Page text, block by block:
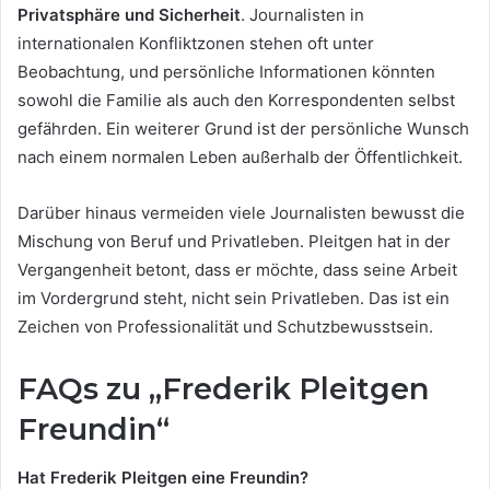
Privatsphäre und Sicherheit. Journalisten in
internationalen Konfliktzonen stehen oft unter
Beobachtung, und persönliche Informationen könnten
sowohl die Familie als auch den Korrespondenten selbst
gefährden. Ein weiterer Grund ist der persönliche Wunsch
nach einem normalen Leben außerhalb der Öffentlichkeit.
Darüber hinaus vermeiden viele Journalisten bewusst die
Mischung von Beruf und Privatleben. Pleitgen hat in der
Vergangenheit betont, dass er möchte, dass seine Arbeit
im Vordergrund steht, nicht sein Privatleben. Das ist ein
Zeichen von Professionalität und Schutzbewusstsein.
FAQs zu „Frederik Pleitgen
Freundin“
Hat Frederik Pleitgen eine Freundin?